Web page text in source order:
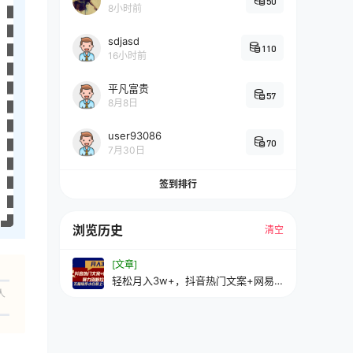
8小时前
sdjasd
16小时前
110
平凡富贵
8月8日
57
user93086
7月30日
70
签到排行
浏览历史 清空
[文章]
轻松月入3w+，抖音热门文案+网易